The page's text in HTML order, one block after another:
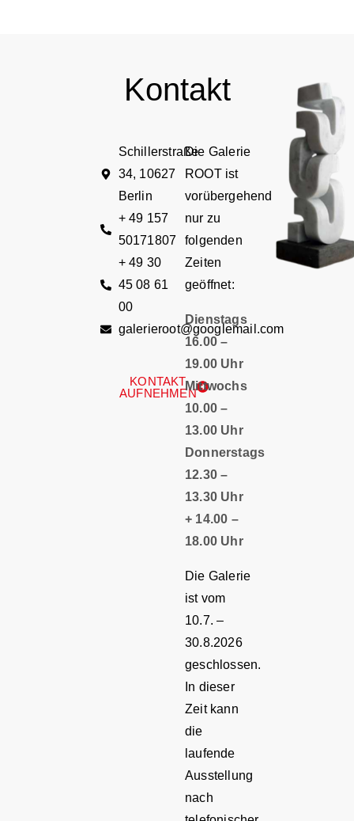
Kontakt
Schillerstraße
34, 10627
Berlin
+ 49 157
50171807
+ 49 30
45 08 61
00
galerieroot@googlemail.com
KONTAKT
AUFNEHMEN
Die Galerie
ROOT ist
vorübergehend
nur zu
folgenden
Zeiten
geöffnet:
Dienstags
16.00 –
19.00 Uhr
Mittwochs
10.00 –
13.00 Uhr
Donnerstags
12.30 –
13.30 Uhr
+ 14.00 –
18.00 Uhr
Die Galerie
ist vom
10.7. –
30.8.2026
geschlossen.
In dieser
Zeit kann
die
laufende
Ausstellung
nach